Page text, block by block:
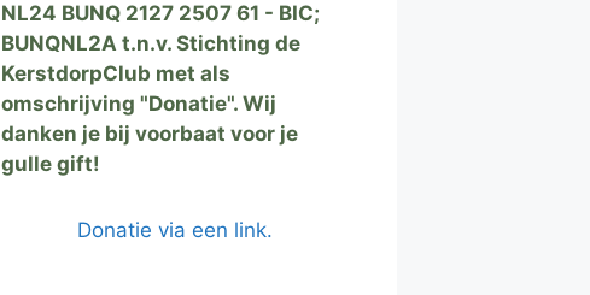
NL24 BUNQ 2127 2507 61 - BIC;
BUNQNL2A t.n.v. Stichting de
KerstdorpClub met als
omschrijving "Donatie". Wij
danken je bij voorbaat voor je
gulle gift!
Donatie via een link.